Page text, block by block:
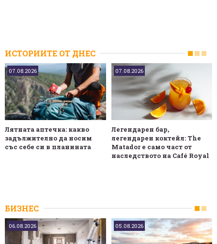
ИСТОРИИТЕ ОТ ДНЕС
07.08.2026
Лятната аптечка: какво
задължително да носим
със себе си в планината
07.08.2026
Легендарен бар,
легендарен коктейл: The
Matador е само част от
наследството на Café Royal
БИЗНЕС
06.08.2026 05.08.2026